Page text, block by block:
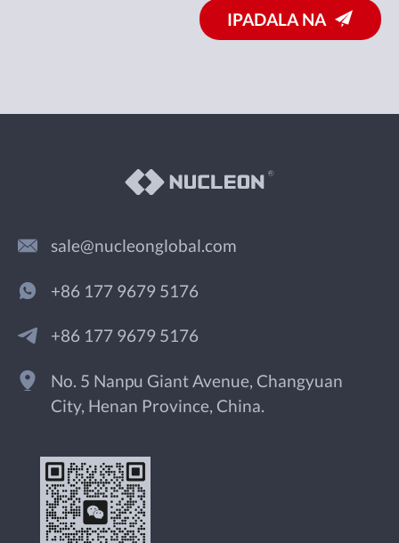
IPADALA NA
sale@nucleonglobal.com
+86 177 9679 5176
+86 177 9679 5176
No. 5 Nanpu Giant Avenue, Changyuan
City, Henan Province, China.